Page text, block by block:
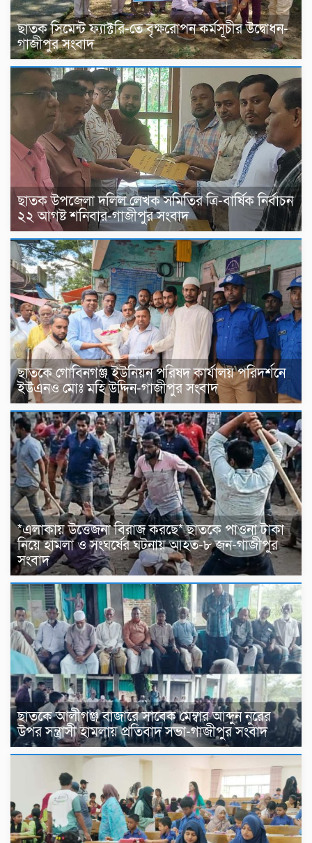
ছাতক সিমেন্ট ফ্যাক্টরি-তে বৃক্ষরোপন কর্মসূচীর উদ্বোধন-
গাজীপুর সংবাদ
ছাতক উপজেলা দলিল লেখক সমিতির ত্রি-বার্ষিক নির্বাচন
২২ আগষ্ট শনিবার-গাজীপুর সংবাদ
ছাতকে গোবিনগঞ্জ ইউনিয়ন পরিষদ কার্যালয় পরিদর্শনে
ইউএনও মোঃ মহি উদ্দিন-গাজীপুর সংবাদ
*এলাকায় উত্তেজনা বিরাজ করছে* ছাতকে পাওনা টাকা
নিয়ে হামলা ও সংঘর্ষের ঘটনায় আহত-৮ জন-গাজীপুর
সংবাদ
ছাতকে আলীগঞ্জ বাজারে সাবেক মেম্বার আব্দুন নুরের
উপর সন্ত্রাসী হামলায় প্রতিবাদ সভা-গাজীপুর সংবাদ